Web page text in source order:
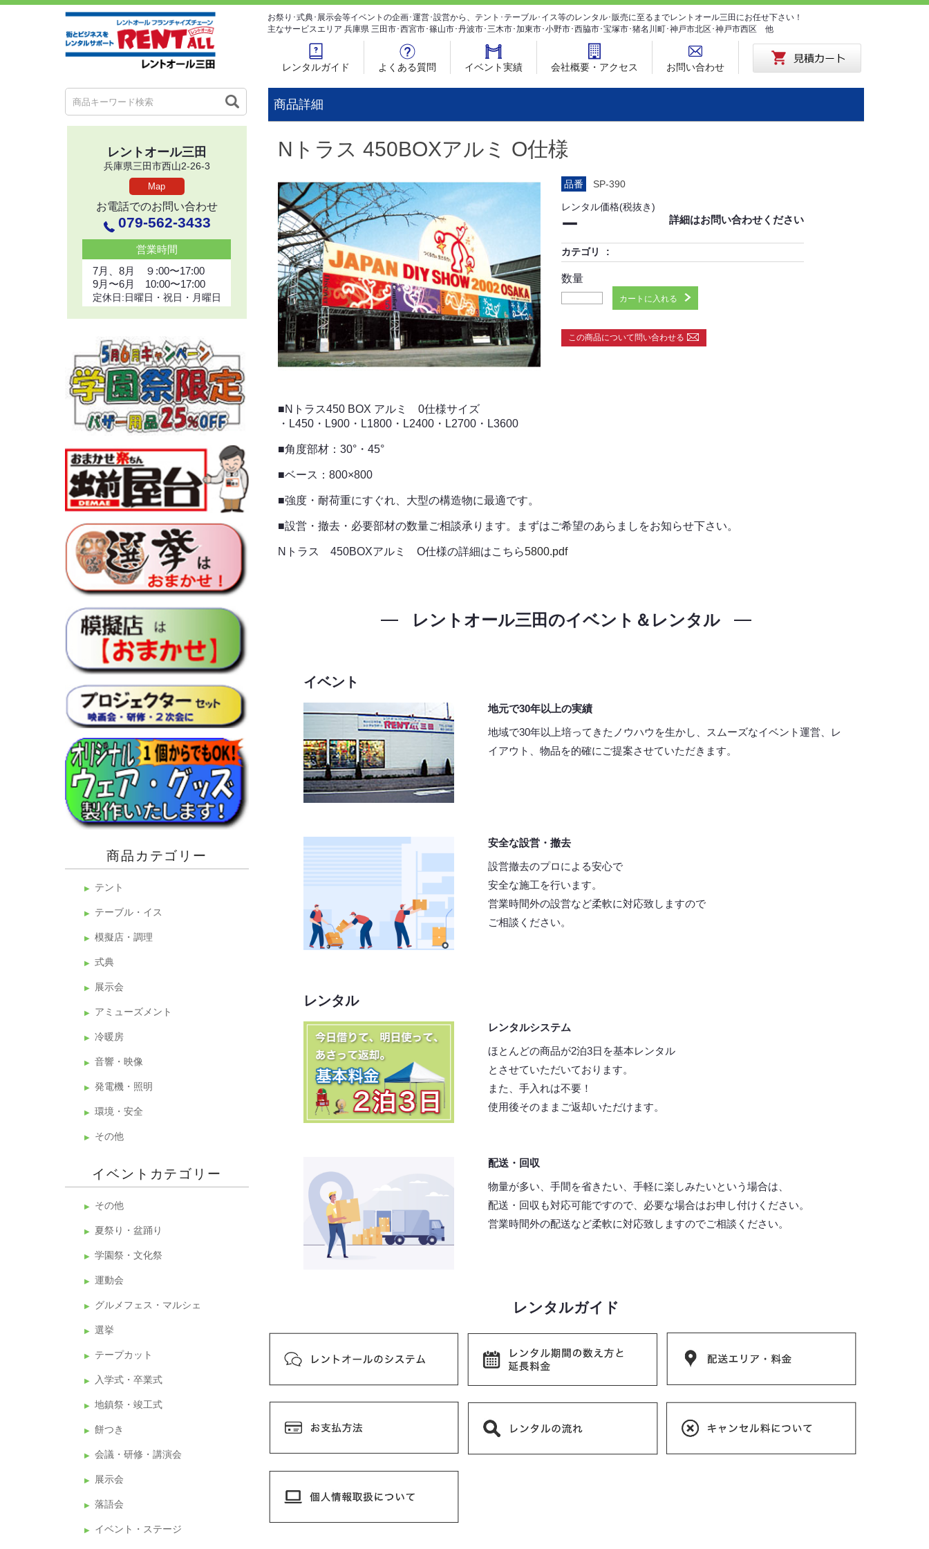
お祭り･式典･展示会等イベントの企画･運営･設営から、テント･テーブル･イス等のレンタル･販売に至るまでレントオール三田にお任せ下さい！
主なサービスエリア 兵庫県 三田市･西宮市･篠山市･丹波市･三木市･加東市･小野市･西脇市･宝塚市･猪名川町･神戸市北区･神戸市西区 他
レンタルガイド よくある質問 イベント実績 会社概要・アクセス お問い合わせ
レントオール三田
兵庫県三田市西山2-26-3
Map
お電話でのお問い合わせ
079-562-3433
営業時間
7月、8月 ９:00〜17:00
9月〜6月 10:00〜17:00
定休日:日曜日・祝日・月曜日
商品カテゴリー
テント
テーブル・イス
模擬店・調理
式典
展示会
アミューズメント
冷暖房
音響・映像
発電機・照明
環境・安全
その他
イベントカテゴリー
その他
夏祭り・盆踊り
学園祭・文化祭
運動会
グルメフェス・マルシェ
選挙
テープカット
入学式・卒業式
地鎮祭・竣工式
餅つき
会議・研修・講演会
展示会
落語会
イベント・ステージ
商品詳細
Nトラス 450BOXアルミ O仕様
品番 SP-390
レンタル価格(税抜き)
ー 詳細はお問い合わせください
カテゴリ
数量
カートに入れる
この商品について問い合わせる
■Nトラス450 BOX アルミ 0仕様サイズ
・L450・L900・L1800・L2400・L2700・L3600
■角度部材：30°・45°
■ベース：800×800
■強度・耐荷重にすぐれ、大型の構造物に最適です。
■設営・撤去・必要部材の数量ご相談承ります。まずはご希望のあらましをお知らせ下さい。
Nトラス 450BOXアルミ O仕様の詳細はこちら5800.pdf
レントオール三田のイベント＆レンタル
イベント
地元で30年以上の実績
地域で30年以上培ってきたノウハウを生かし、スムーズなイベント運営、レ
イアウト、物品を的確にご提案させていただきます。
安全な設営・撤去
設営撤去のプロによる安心で
安全な施工を行います。
営業時間外の設営など柔軟に対応致しますので
ご相談ください。
レンタル
レンタルシステム
ほとんどの商品が2泊3日を基本レンタル
とさせていただいております。
また、手入れは不要！
使用後そのままご返却いただけます。
配送・回収
物量が多い、手間を省きたい、手軽に楽しみたいという場合は、
配送・回収も対応可能ですので、必要な場合はお申し付けください。
営業時間外の配送など柔軟に対応致しますのでご相談ください。
レンタルガイド